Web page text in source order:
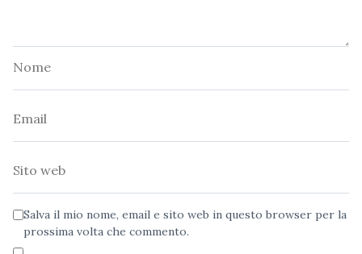
Salva il mio nome, email e sito web in questo browser per la
prossima volta che commento.